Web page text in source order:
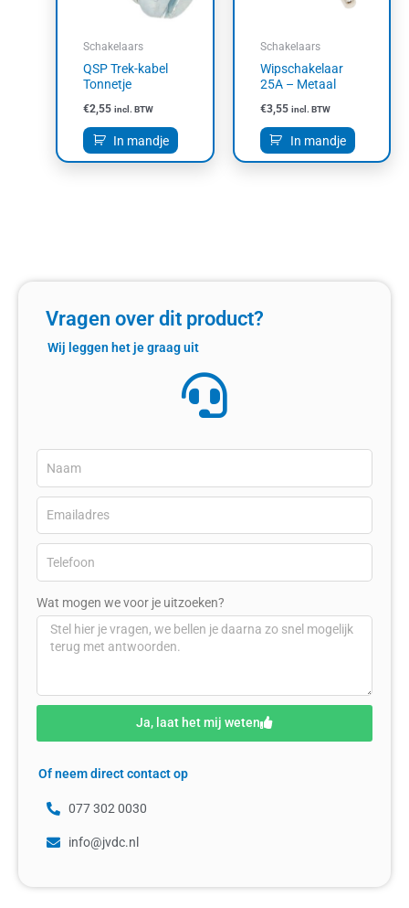
Schakelaars
QSP Trek-kabel
Tonnetje
€2,55 incl. BTW
In mandje
Schakelaars
Wipschakelaar
25A – Metaal
€3,55 incl. BTW
In mandje
Vragen over dit product?
Wij leggen het je graag uit
Wat mogen we voor je uitzoeken?
Ja, laat het mij weten
Of neem direct contact op
077 302 0030
info@jvdc.nl